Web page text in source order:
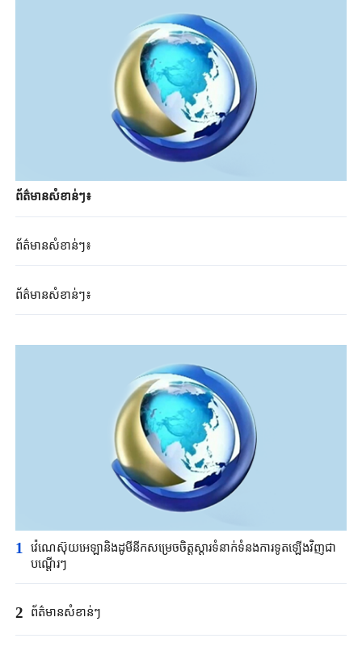
ព័ត៌មាន​សំខាន់​ៗ​៖
ព័ត៌មាន​សំខាន់​ៗ​៖
ព័ត៌មាន​សំខាន់​ៗ​៖
1
វ៉េណេស៊ុយអេឡា​និងដូមីនីក​សម្រេចចិត្ត​ស្តារទំនាក់ទំនង​ការទូតឡើងវិញ​ជា
បណ្តើរៗ​
2 ព័ត៌មានសំខាន់ៗ